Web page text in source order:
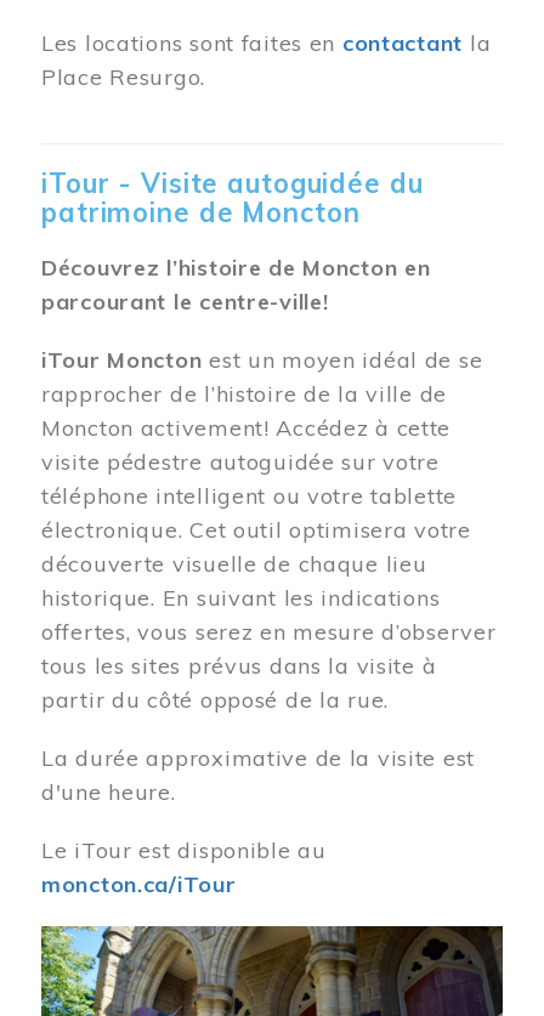
Les locations sont faites en contactant la
Place Resurgo.
iTour - Visite autoguidée du
patrimoine de Moncton
Découvrez l’histoire de Moncton en
parcourant le centre-ville!
iTour Moncton est un moyen idéal de se
rapprocher de l’histoire de la ville de
Moncton activement! Accédez à cette
visite pédestre autoguidée sur votre
téléphone intelligent ou votre tablette
électronique. Cet outil optimisera votre
découverte visuelle de chaque lieu
historique. En suivant les indications
offertes, vous serez en mesure d’observer
tous les sites prévus dans la visite à
partir du côté opposé de la rue.
La durée approximative de la visite est
d'une heure.
Le iTour est disponible au
moncton.ca/iTour